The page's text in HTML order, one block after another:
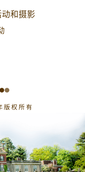
和摄影
权所有